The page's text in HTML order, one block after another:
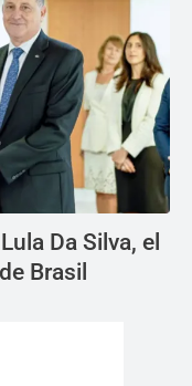
Da Silva, el
Brasil